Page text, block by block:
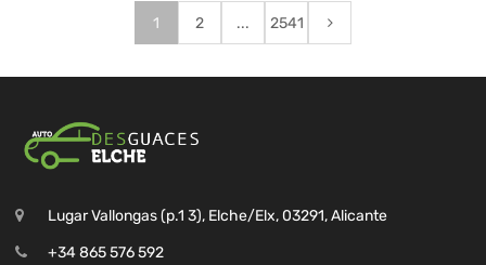
1 2 ... 2541
Lugar Vallongas (p.1 3), Elche/Elx, 03291, Alicante
+34 865 576 592